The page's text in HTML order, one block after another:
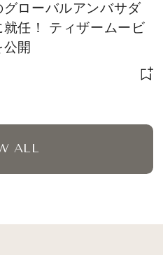
グローバルアンバサダ
就任！ ティザームービ
公開
ALL